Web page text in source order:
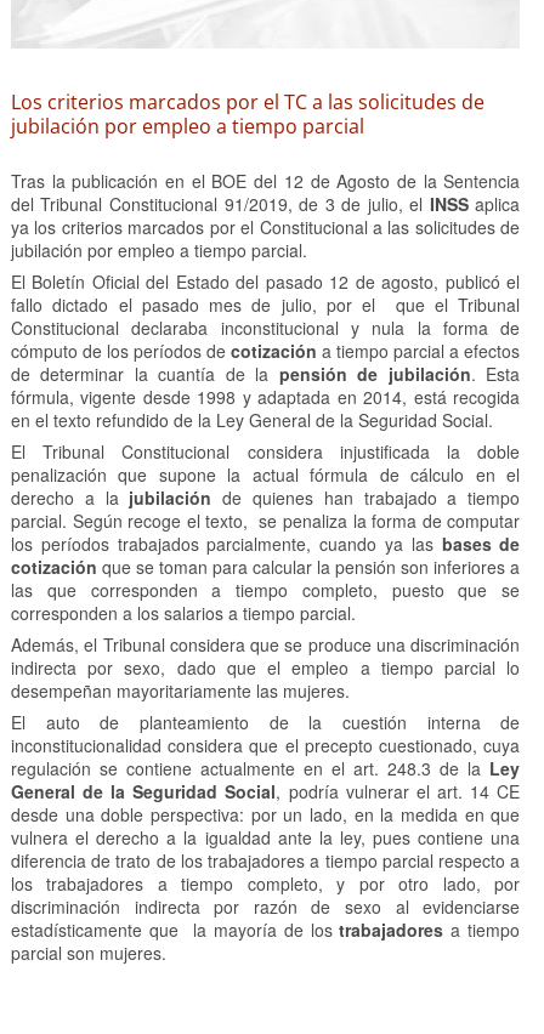
Los criterios marcados por el TC a las solicitudes de
jubilación por empleo a tiempo parcial
Tras la publicación en el BOE del 12 de Agosto de la Sentencia
del Tribunal Constitucional 91/2019, de 3 de julio, el INSSaplica
ya los criterios marcados por el Constitucional a las solicitudes de
jubilación por empleo a tiempo parcial.
El Boletín Oficial del Estado del pasado 12 de agosto, publicó el
fallo dictado el pasado mes de julio, por el que el Tribunal
Constitucional declaraba inconstitucional y nula la forma de
cómputo de los períodos decotización a tiempo parcial a efectos
de determinar la cuantía de la pensión de jubilación. Esta
fórmula, vigente desde 1998 y adaptada en 2014, está recogida
en el texto refundido de la Ley General de la Seguridad Social.
El Tribunal Constitucional considera injustificada la doble
penalización que supone la actual fórmula de cálculo en el
derecho a la jubilación de quienes han trabajado a tiempo
parcial. Según recoge el texto, se penaliza la forma de computar
los períodos trabajados parcialmente, cuando ya las bases de
cotización que se toman para calcular la pensión son inferiores a
las que corresponden a tiempo completo, puesto que se
corresponden a los salarios a tiempo parcial.
Además, el Tribunal considera que se produce una discriminación
indirecta por sexo, dado que el empleo a tiempo parcial lo
desempeñan mayoritariamente las mujeres.
El auto de planteamiento de la cuestión interna de
inconstitucionalidad considera que el precepto cuestionado, cuya
regulación se contiene actualmente en el art. 248.3 de la Ley
General de la Seguridad Social, podría vulnerar el art. 14 CE
desde una doble perspectiva: por un lado, en la medida en que
vulnera el derecho a la igualdad ante la ley, pues contiene una
diferencia de trato de los trabajadores a tiempo parcial respecto a
los trabajadores a tiempo completo, y por otro lado, por
discriminación indirecta por razón de sexo al evidenciarse
estadísticamente que la mayoría de lostrabajadores a tiempo
parcial son mujeres.